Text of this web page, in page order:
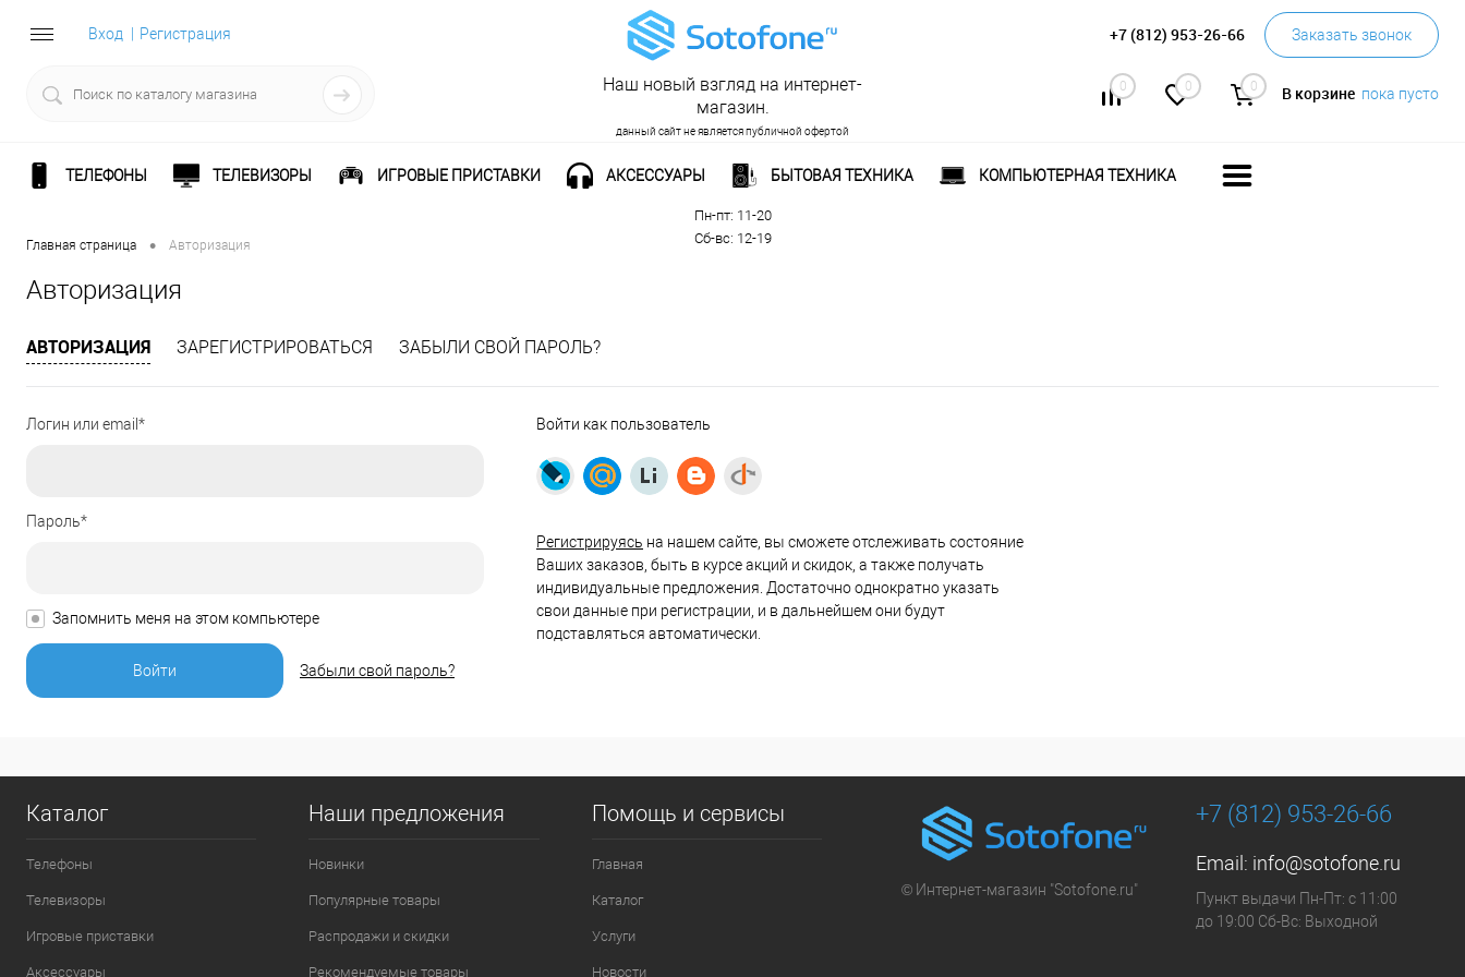
Вход Регистрация +7 (812) 953-26-66 Заказать звонок
0 0 0 В корзине пока пусто
Наш новый взгляд на интернет-
магазин.
данный сайт не является публичной офертой
Рабочее время:
Пн-пт: 11-20
Сб-вс: 12-19
ТЕЛЕФОНЫ ТЕЛЕВИЗОРЫ ИГРОВЫЕ ПРИСТАВКИ АКСЕССУАРЫ БЫТОВАЯ ТЕХНИКА КОМПЬЮТЕРНАЯ ТЕХНИКА
Главная страница • Авторизация
Авторизация
АВТОРИЗАЦИЯ ЗАРЕГИСТРИРОВАТЬСЯ ЗАБЫЛИ СВОЙ ПАРОЛЬ?
Логин или email*
Пароль*
Запомнить меня на этом компьютере
Забыли свой пароль?
Войти как пользователь
Регистрируясь на нашем сайте, вы сможете отслеживать состояние
Ваших заказов, быть в курсе акций и скидок, а также получать
индивидуальные предложения. Достаточно однократно указать
свои данные при регистрации, и в дальнейшем они будут
подставляться автоматически.
Каталог
Телефоны
Телевизоры
Игровые приставки
Аксессуары
Наши предложения
Новинки
Популярные товары
Распродажи и скидки
Рекомендуемые товары
Помощь и сервисы
Главная
Каталог
Услуги
Новости
© Интернет-магазин "Sotofone.ru"
+7 (812) 953-26-66
Email: info@sotofone.ru
Пункт выдачи Пн-Пт: с 11:00
до 19:00 Сб-Вс: Выходной